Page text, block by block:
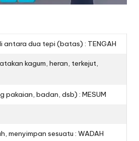
antara dua tepi (batas) : TENGAH
kagum, heran, terkejut,
pakaian, badan, dsb) : MESUM
menyimpan sesuatu : WADAH